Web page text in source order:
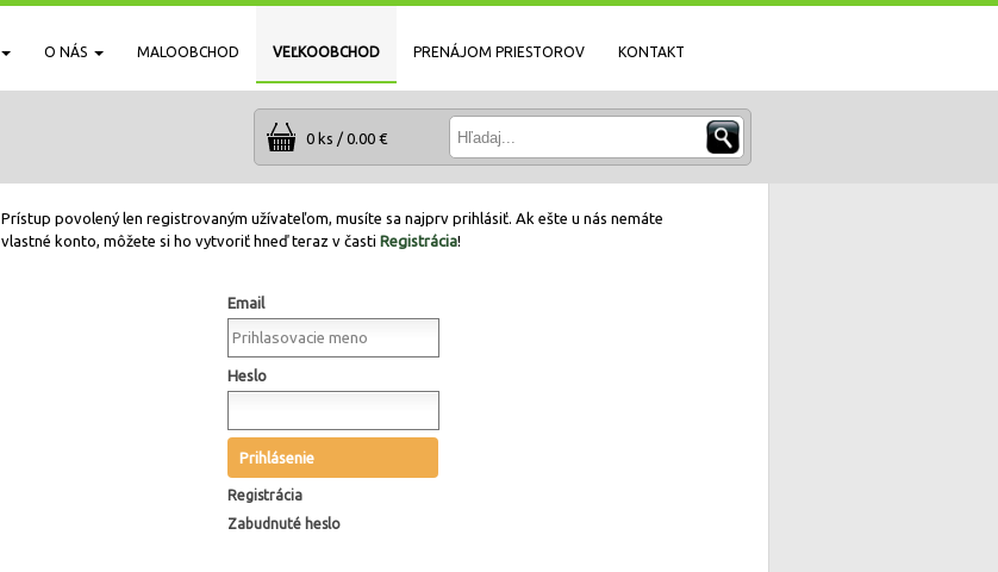
O NÁS MALOOBCHOD VEĽKOOBCHOD PRENÁJOM PRIESTOROV KONTAKT
0 ks / 0.00 €
Prístup povolený len registrovaným užívateľom, musíte sa najprv prihlásiť. Ak ešte u nás nemáte
vlastné konto, môžete si ho vytvoriť hneď teraz v časti Registrácia!
Email
Heslo
Prihlásenie
Registrácia
Zabudnuté heslo